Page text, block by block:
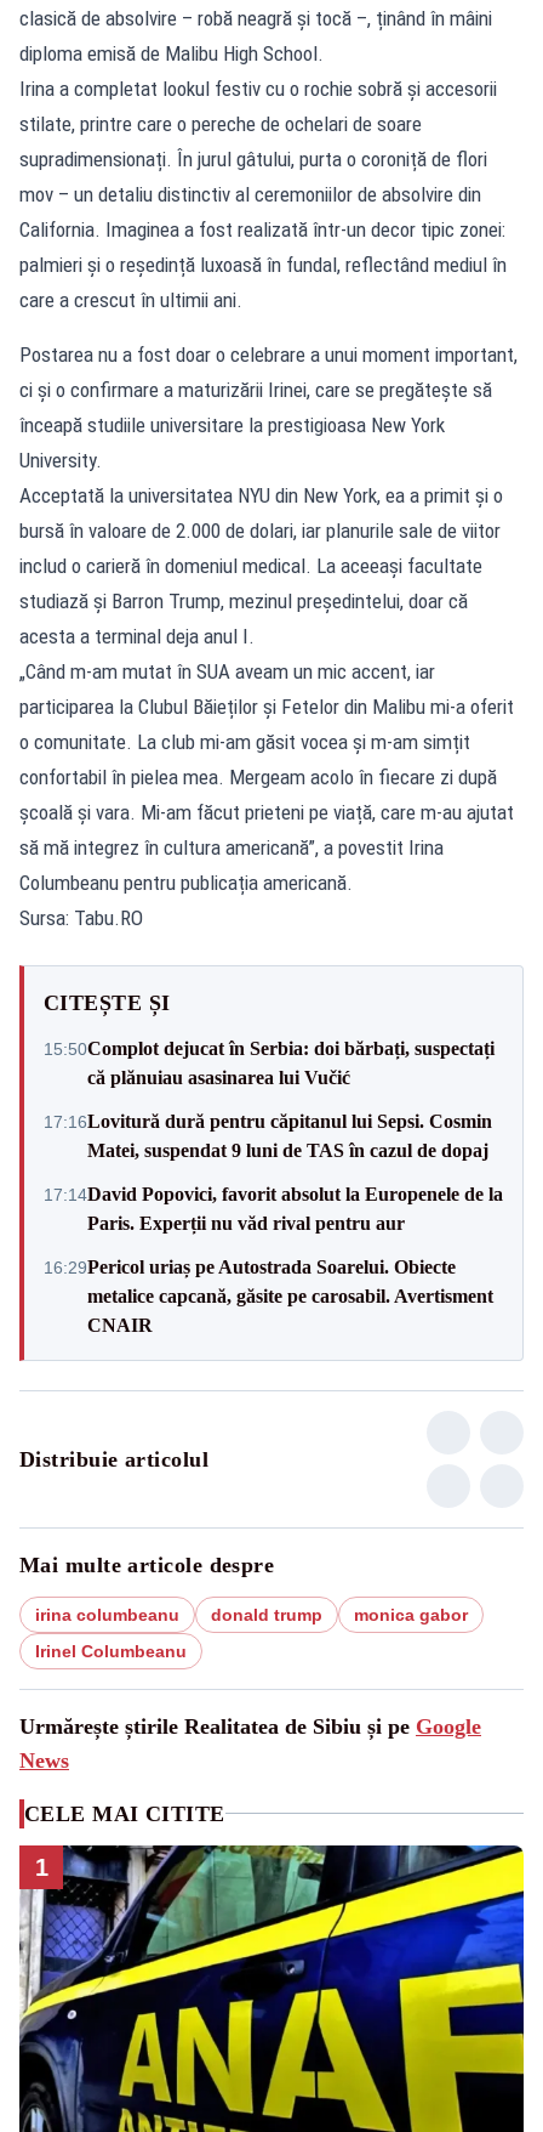
clasică de absolvire – robă neagră și tocă –, ținând în mâini
diploma emisă de Malibu High School.
Irina a completat lookul festiv cu o rochie sobră și accesorii
stilate, printre care o pereche de ochelari de soare
supradimensionați. În jurul gâtului, purta o coroniță de flori
mov – un detaliu distinctiv al ceremoniilor de absolvire din
California. Imaginea a fost realizată într-un decor tipic zonei:
palmieri și o reședință luxoasă în fundal, reflectând mediul în
care a crescut în ultimii ani.
Postarea nu a fost doar o celebrare a unui moment important,
ci și o confirmare a maturizării Irinei, care se pregătește să
înceapă studiile universitare la prestigioasa New York
University.
Acceptată la universitatea NYU din New York, ea a primit și o
bursă în valoare de 2.000 de dolari, iar planurile sale de viitor
includ o carieră în domeniul medical. La aceeași facultate
studiază și Barron Trump, mezinul președintelui, doar că
acesta a terminal deja anul I.
„Când m-am mutat în SUA aveam un mic accent, iar
participarea la Clubul Băieților și Fetelor din Malibu mi-a oferit
o comunitate. La club mi-am găsit vocea și m-am simțit
confortabil în pielea mea. Mergeam acolo în fiecare zi după
școală și vara. Mi-am făcut prieteni pe viață, care m-au ajutat
să mă integrez în cultura americană”, a povestit Irina
Columbeanu pentru publicația americană.
Sursa: Tabu.RO
CITEȘTE ȘI
15:50Complot dejucat în Serbia: doi bărbați, suspectați
că plănuiau asasinarea lui Vučić
17:16Lovitură dură pentru căpitanul lui Sepsi. Cosmin
Matei, suspendat 9 luni de TAS în cazul de dopaj
17:14David Popovici, favorit absolut la Europenele de la
Paris. Experții nu văd rival pentru aur
16:29Pericol uriaș pe Autostrada Soarelui. Obiecte
metalice capcană, găsite pe carosabil. Avertisment
CNAIR
Distribuie articolul
Mai multe articole despre
irina columbeanu donald trump
monica gabor
Irinel Columbeanu
Urmărește știrile Realitatea de Sibiu și pe Google
News
CELE MAI CITITE
1